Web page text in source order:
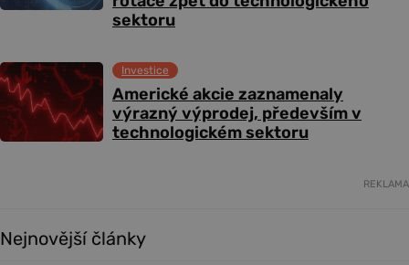
sektoru
Americké akcie zaznamenaly
výrazný výprodej, především v
technologickém sektoru
Investice
REKLAMA
Nejnovější články